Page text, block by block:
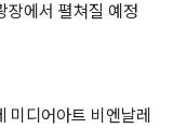
에서 펼쳐질 예정
미디어아트 비엔날레